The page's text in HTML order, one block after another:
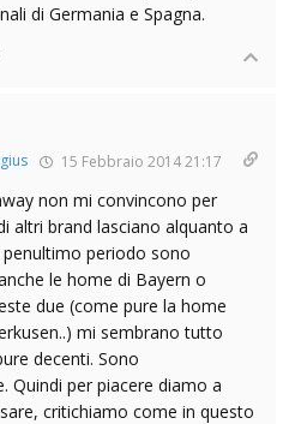
di Germania e Spagna.
15 Febbraio 2014 21:17
non mi convincono per
altri brand lasciano alquanto a
periodo sono
le home di Bayern o
due (come pure la home
mi sembrano tutto
decenti. Sono
Quindi per piacere diamo a
critichiamo come in questo